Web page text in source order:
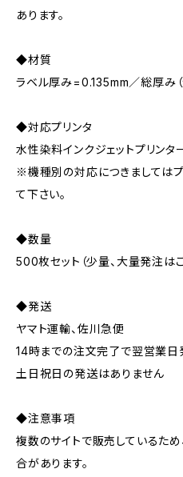
あります。
◆材質
ラベル厚み=0.135mm／総厚み
◆対応プリンタ
水性染料インクジェットプリンタ
※機種別の対応につきましては
て下さい。
◆数量
500枚セット（少量、大量発注は
◆発送
ヤマト運輸、佐川急便
14時までの注文完了で翌営業日
土日祝日の発送はありません
◆注意事項
複数のサイトで販売しているた
合があります。